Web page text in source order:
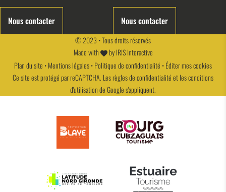
Nous contacter Nous contacter
© 2023 • Tous droits réservés
Made with
byIRIS Interactive
Plan du site •Mentions légales•Politique de confidentialité •Éditer mes cookies
Ce site est protégé par reCAPTCHA. Lesrègles de confidentialitéet lesconditions
d'utilisationde Google s'appliquent.